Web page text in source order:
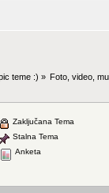
teme :) » Foto, video,
Zaključana Tema
Stalna Tema
Anketa